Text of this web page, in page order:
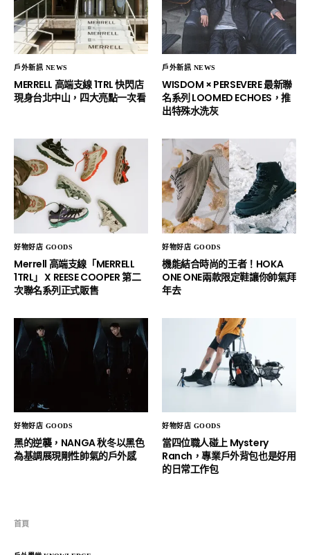
戶外新訊 NEWS
MERRELL 高端支線 1TRL 快閃店
現身台北中山，四大亮點一次看
戶外新訊 NEWS
WISDOM × PERSEVERE 最新聯
名系列 LOOMED ECHOES，推
出特殊水洗灰
好物好店 GOODS
Merrell 高端支線「MERRELL
1TRL」 X REESE COOPER 第二
次聯名系列正式販售
好物好店 GOODS
機能結合時尚的王者！HOKA
ONE ONE兩款限定鞋讓你帥氣拜
年去
好物好店 GOODS
黑的逆襲，NANGA 秋冬以黑色
為基調展現剛性帥氣的戶外感
好物好店 GOODS
當四位職人碰上 Mystery
Ranch，專業戶外背包也是好用
的日常工作包
首頁